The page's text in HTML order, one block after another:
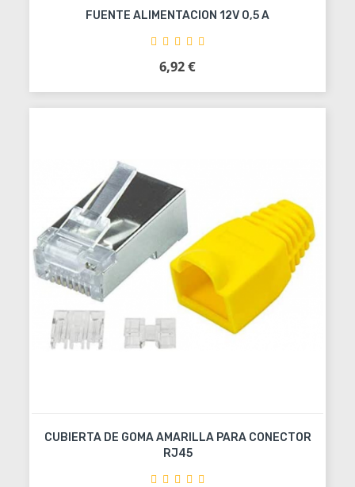
FUENTE ALIMENTACION 12V 0,5 A
Precio
6,92 €
Añadir al carrito
CUBIERTA DE GOMA AMARILLA PARA CONECTOR
RJ45